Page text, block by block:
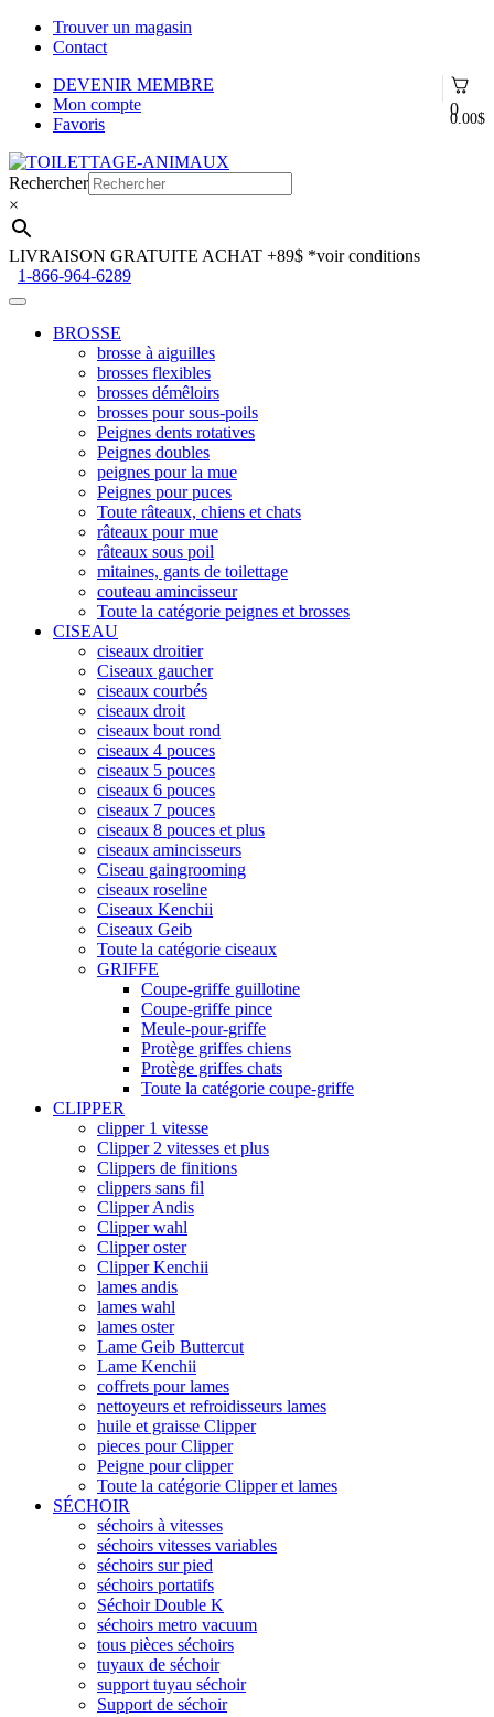
Trouver un magasin
Contact
0
0.00$
DEVENIR MEMBRE
Mon compte
Favoris
Aller
à
la
navigation
Aller
au
contenu
Rechercher
×
LIVRAISON GRATUITE ACHAT +89$ *voir conditions
1-866-964-6289
BROSSE
brosse à aiguilles
brosses flexibles
brosses démêloirs
brosses pour sous-poils
Peignes dents rotatives
Peignes doubles
peignes pour la mue
Peignes pour puces
Toute râteaux, chiens et chats
râteaux pour mue
râteaux sous poil
mitaines, gants de toilettage
couteau amincisseur
Toute la catégorie peignes et brosses
CISEAU
ciseaux droitier
Ciseaux gaucher
ciseaux courbés
ciseaux droit
ciseaux bout rond
ciseaux 4 pouces
ciseaux 5 pouces
ciseaux 6 pouces
ciseaux 7 pouces
ciseaux 8 pouces et plus
ciseaux amincisseurs
Ciseau gaingrooming
ciseaux roseline
Ciseaux Kenchii
Ciseaux Geib
Toute la catégorie ciseaux
GRIFFE
Coupe-griffe guillotine
Coupe-griffe pince
Meule-pour-griffe
Protège griffes chiens
Protège griffes chats
Toute la catégorie coupe-griffe
CLIPPER
clipper 1 vitesse
Clipper 2 vitesses et plus
Clippers de finitions
clippers sans fil
Clipper Andis
Clipper wahl
Clipper oster
Clipper Kenchii
lames andis
lames wahl
lames oster
Lame Geib Buttercut
Lame Kenchii
coffrets pour lames
nettoyeurs et refroidisseurs lames
huile et graisse Clipper
pieces pour Clipper
Peigne pour clipper
Toute la catégorie Clipper et lames
SÉCHOIR
séchoirs à vitesses
séchoirs vitesses variables
séchoirs sur pied
séchoirs portatifs
Séchoir Double K
séchoirs metro vacuum
tous pièces séchoirs
tuyaux de séchoir
support tuyau séchoir
Support de séchoir